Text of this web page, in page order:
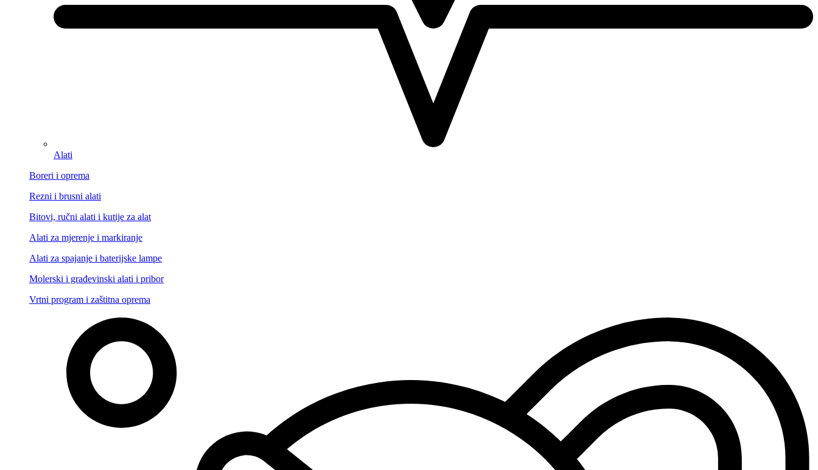
Alati
Boreri i oprema
Rezni i brusni alati
Bitovi, ručni alati i kutije za alat
Alati za mjerenje i markiranje
Alati za spajanje i baterijske lampe
Molerski i građevinski alati i pribor
Vrtni program i zaštitna oprema